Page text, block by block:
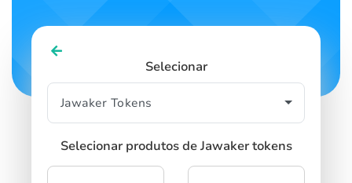
Selecionar
Selecionar produtos de Jawaker tokens